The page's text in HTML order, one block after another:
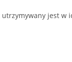
jest w